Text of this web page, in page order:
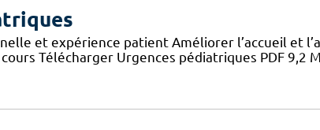
et expérience patient Améliorer l’accueil et
Télécharger Urgences pédiatriques PDF 9,2